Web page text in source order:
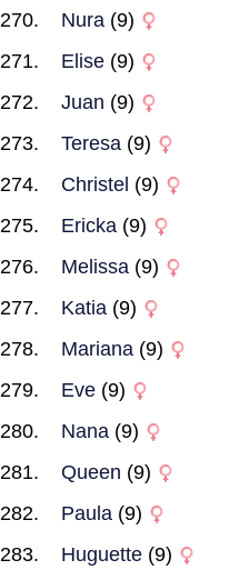
Nura (9)
Elise (9)
Juan (9)
Teresa (9)
Christel (9)
Ericka (9)
Melissa (9)
Katia (9)
Mariana (9)
Eve (9)
Nana (9)
Queen (9)
Paula (9)
Huguette (9)